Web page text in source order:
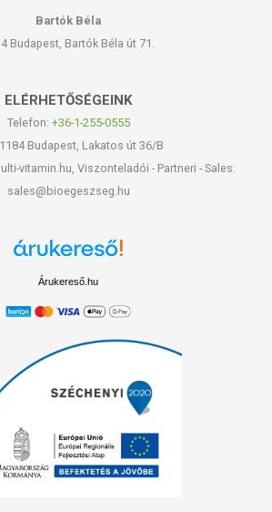
Bartók Béla
Budapest, Bartók Béla út 71.
ELÉRHETŐSÉGEINK
Telefon: +36-1-255-0555
Budapest, Lakatos út 36/B
vitamin.hu, Viszonteladói - Partneri - Sales:
sales@bioegeszseg.hu
Árukereső.hu